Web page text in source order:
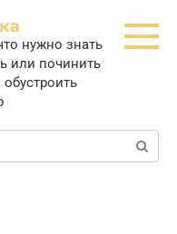
нужно знать
или починить